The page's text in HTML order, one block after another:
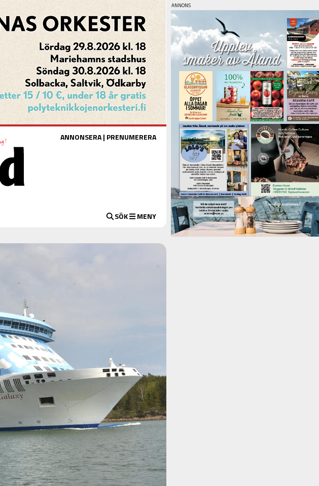
ANNONSERA| PRENUMERERA
SÖK MENY